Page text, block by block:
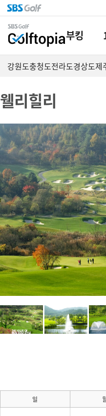
부킹
강원도충청도전라도경상도제
웰리힐리
일